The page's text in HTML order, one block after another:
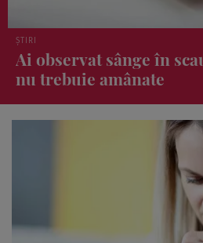
ȘTIRI
Experții au verificat 25
măsline! Doar două sunt